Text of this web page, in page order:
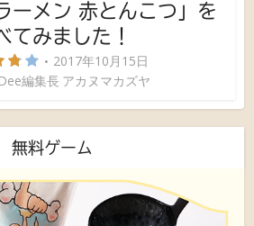
ーメン 赤とんこつ」を
てみました！
2017年10月15日
編集長 アカヌマカズヤ
無料ゲーム